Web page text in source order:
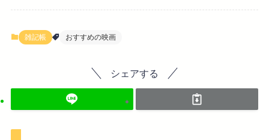
雑記帳 おすすめの映画
シェアする